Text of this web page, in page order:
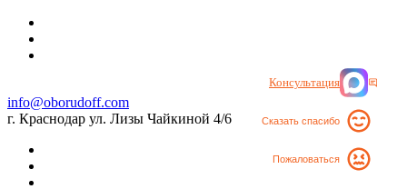
info@oborudoff.com
г. Краснодар ул. Лизы Чайкиной 4/6
Консультация
Сказать спасибо
Пожаловаться